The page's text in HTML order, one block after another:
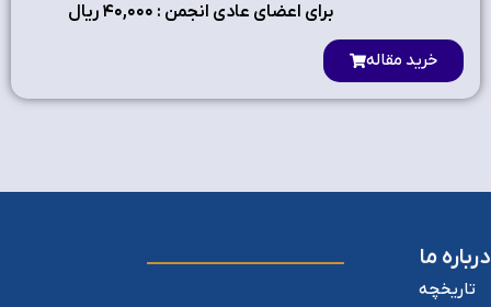
برای اعضای عادی انجمن : ۴٠,٠٠٠ ریال
خرید مقاله
درباره ما
تاریخچه